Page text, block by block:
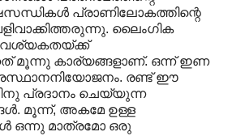
പ്രാണിലോകത്തിന്റെ
ലൈംഗിക
മൂന്നു കാര്യങ്ങളാണ്. ഒന്ന് ഇണ
രണ്ട് ഈ
പ്രദാനം ചെയ്യുന്ന
മൂന്ന്, അകമേ ഉള്ള
ഒന്നു മാത്രമോ ഒരു